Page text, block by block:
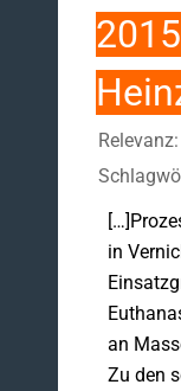
in
an
Zu den